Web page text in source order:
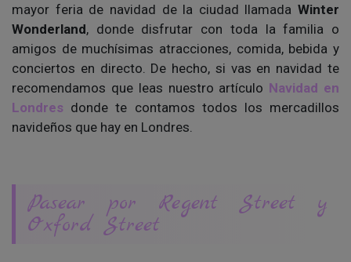
mayor feria de navidad de la ciudad llamada Winter
Wonderland, donde disfrutar con toda la familia o
amigos de muchísimas atracciones, comida, bebida y
conciertos en directo. De hecho, si vas en navidad te
recomendamos que leas nuestro artículo Navidad en
Londres donde te contamos todos los mercadillos
navideños que hay en Londres.
Pasear por Regent Street y
Oxford Street